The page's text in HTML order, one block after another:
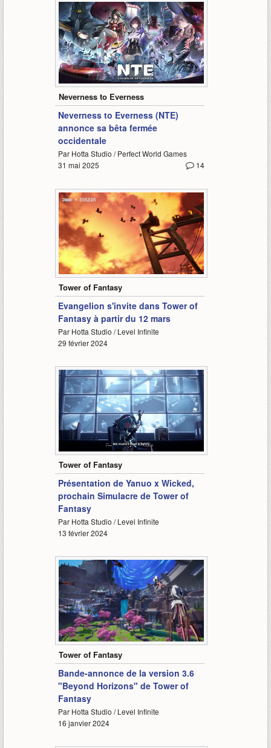
3:07
Neverness to Everness
Neverness to Everness (NTE)
annonce sa bêta fermée
occidentale
Par Hotta Studio / Perfect World Games
14
31 mai 2025
2:33
Tower of Fantasy
Evangelion s'invite dans Tower of
Fantasy à partir du 12 mars
Par Hotta Studio / Level Infinite
29 février 2024
Tower of Fantasy
Présentation de Yanuo x Wicked,
prochain Simulacre de Tower of
Fantasy
Par Hotta Studio / Level Infinite
13 février 2024
2:25
Tower of Fantasy
Bande-annonce de la version 3.6
"Beyond Horizons" de Tower of
Fantasy
Par Hotta Studio / Level Infinite
16 janvier 2024